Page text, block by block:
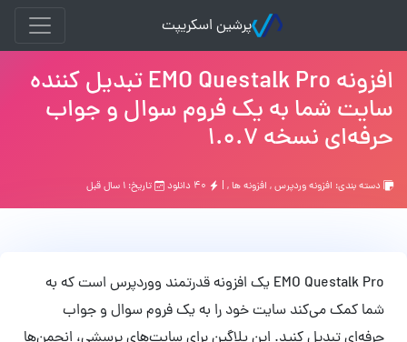
پرشین اسکریپت
افزونه EMO Questalk Pro تبدیل کننده
سایت شما به یک فروم سوال و جواب
حرفه‌ای نسخه 1.0.7
دسته بندی: افزونه وردپرس, افزونه ها, | تاریخ: ۱ سال قبل
EMO Questalk Pro یک افزونه قدرتمند ووردپرس است که به
شما کمک می‌کند سایت خود را به یک فروم سوال و جواب